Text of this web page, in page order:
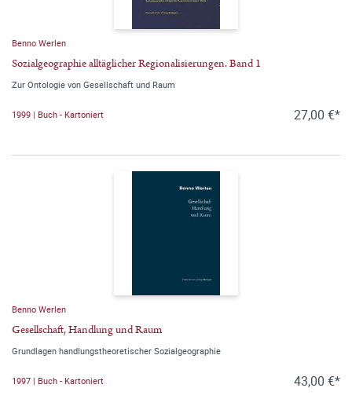
Benno Werlen
Sozialgeographie alltäglicher Regionalisierungen. Band 1
Zur Ontologie von Gesellschaft und Raum
1999 | Buch - Kartoniert 27,00 €*
Benno Werlen
Gesellschaft, Handlung und Raum
Grundlagen handlungstheoretischer Sozialgeographie
1997 | Buch - Kartoniert 43,00 €*